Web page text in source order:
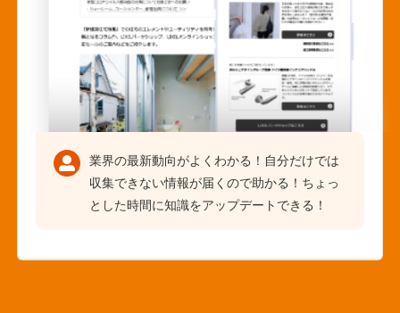
業界の最新動向がよくわかる！自分だけでは
収集できない情報が届くので助かる！ちょっ
とした時間に知識をアップデートできる！